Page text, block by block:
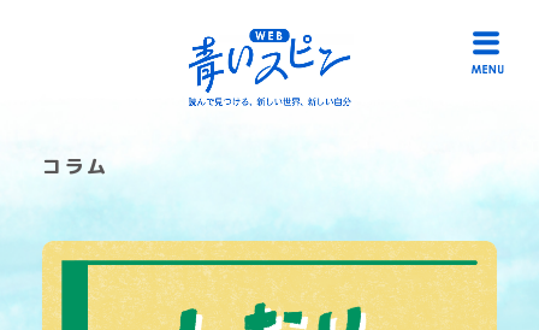
読み物一覧
冊子「青いスピン」
コラム